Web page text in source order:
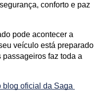
conforto e paz
pode acontecer a
veículo está preparado
faz toda a
blog oficial da Saga